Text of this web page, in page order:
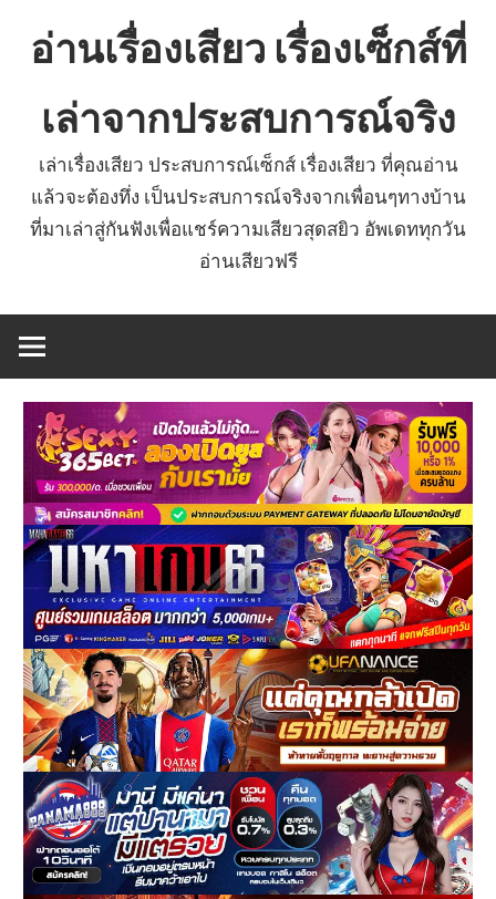
อ่านเรื่องเสียว เรื่องเซ็กส์ที่
เล่าจากประสบการณ์จริง
เล่าเรื่องเสียว ประสบการณ์เซ็กส์ เรื่องเสียว ที่คุณอ่าน
แล้วจะต้องทึ่ง เป็นประสบการณ์จริงจากเพื่อนๆทางบ้าน
ที่มาเล่าสู่กันฟังเพื่อแชร์ความเสียวสุดสยิว อัพเดททุกวัน
อ่านเสียวฟรี